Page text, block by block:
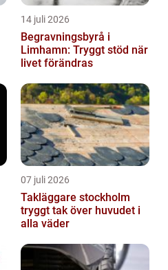
14 juli 2026
Begravningsbyrå i
Limhamn: Tryggt stöd när
livet förändras
07 juli 2026
Takläggare stockholm
tryggt tak över huvudet i
alla väder